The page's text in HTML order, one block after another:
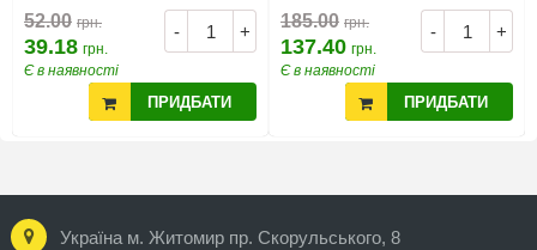
- +
52.00 грн.
39.18 грн.
Є в наявності
ПРИДБАТИ
- +
185.00 грн.
137.40 грн.
Є в наявності
ПРИДБАТИ
Україна м. Житомир пр. Скорульського, 8